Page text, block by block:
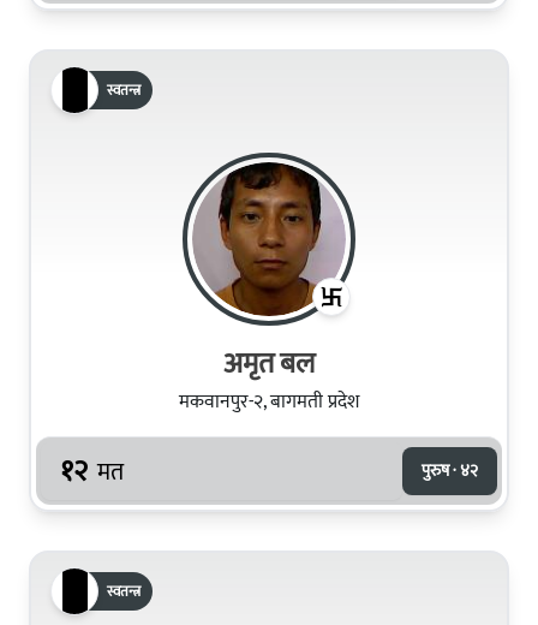
स्वतन्त्र
अमृत बल
मकवानपुर-२, बागमती प्रदेश
१२ मत पुरुष · ४२
स्वतन्त्र